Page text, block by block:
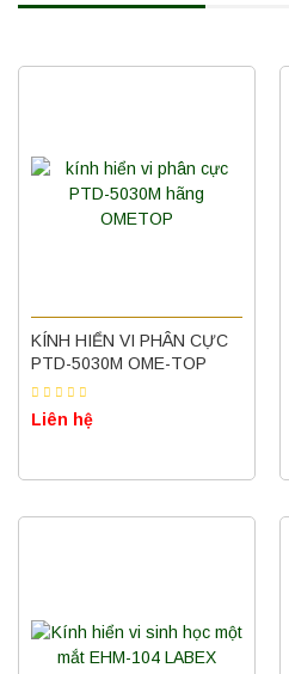
KÍNH HIỂN VI PHÂN CỰC
PTD-5030M OME-TOP
Liên hệ